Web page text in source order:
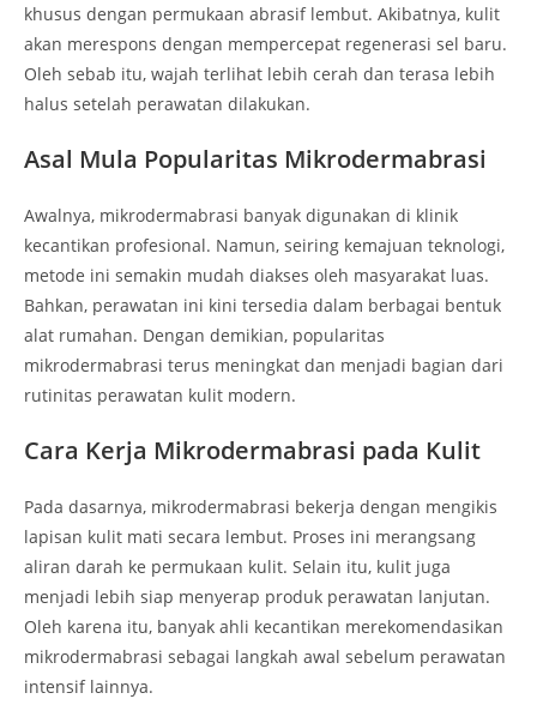
khusus dengan permukaan abrasif lembut. Akibatnya, kulit
akan merespons dengan mempercepat regenerasi sel baru.
Oleh sebab itu, wajah terlihat lebih cerah dan terasa lebih
halus setelah perawatan dilakukan.
Asal Mula Popularitas Mikrodermabrasi
Awalnya, mikrodermabrasi banyak digunakan di klinik
kecantikan profesional. Namun, seiring kemajuan teknologi,
metode ini semakin mudah diakses oleh masyarakat luas.
Bahkan, perawatan ini kini tersedia dalam berbagai bentuk
alat rumahan. Dengan demikian, popularitas
mikrodermabrasi terus meningkat dan menjadi bagian dari
rutinitas perawatan kulit modern.
Cara Kerja Mikrodermabrasi pada Kulit
Pada dasarnya, mikrodermabrasi bekerja dengan mengikis
lapisan kulit mati secara lembut. Proses ini merangsang
aliran darah ke permukaan kulit. Selain itu, kulit juga
menjadi lebih siap menyerap produk perawatan lanjutan.
Oleh karena itu, banyak ahli kecantikan merekomendasikan
mikrodermabrasi sebagai langkah awal sebelum perawatan
intensif lainnya.